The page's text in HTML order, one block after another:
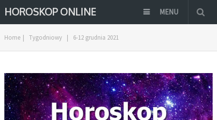
HOROSKOP ONLINE MENU
Home | Tygodniowy | 6-12 grudnia 2021